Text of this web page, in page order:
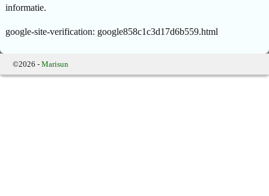
informatie.
google-site-verification: google858c1c3d17d6b559.html
©2026 - Marisun